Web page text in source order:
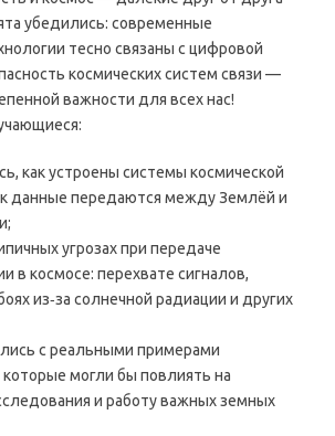
убедились: современные
тесно связаны с цифровой
космических систем связи —
важности для всех нас!
как устроены системы космической
данные передаются между Землёй и
угрозах при передаче
в космосе: перехвате сигналов,
из‑за солнечной радиации и других
с реальными примерами
которые могли бы повлиять на
и работу важных земных